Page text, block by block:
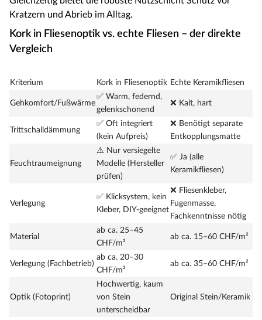
Kratzern und Abrieb im Alltag.
Kork in Fliesenoptik vs. echte Fliesen – der direkte
Vergleich
Kriterium Kork in Fliesenoptik Echte Keramikfliesen
Gehkomfort/Fußwärme
✅ Warm, federnd,
gelenkschonend
❌ Kalt, hart
Trittschalldämmung
✅ Oft integriert
(kein Aufpreis)
❌ Benötigt separate
Entkopplungsmatte
Feuchtraumeignung
⚠️ Nur versiegelte
Modelle (Hersteller
prüfen)
✅ Ja (alle
Keramikfliesen)
Verlegung
✅ Klicksystem, kein
Kleber, DIY-geeignet
❌ Fliesenkleber,
Fugenmasse,
Fachkenntnisse nötig
Material
ab ca. 25–45
CHF/m²
ab ca. 15–60 CHF/m²
Verlegung (Fachbetrieb)
ab ca. 20–30
CHF/m²
ab ca. 35–60 CHF/m²
Optik (Fotoprint)
Hochwertig, kaum
von Stein
unterscheidbar
Original Stein/Keramik